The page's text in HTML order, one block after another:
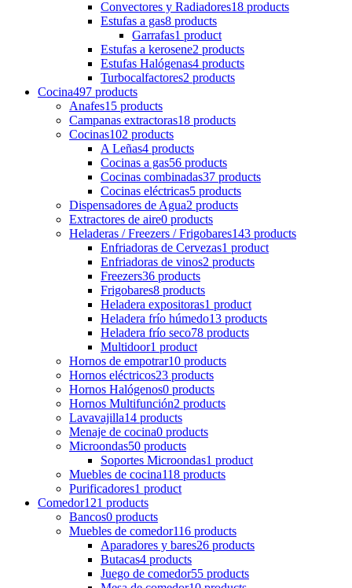
Convectores y Radiadores18 products
Estufas a gas8 products
Garrafas1 product
Estufas a kerosene2 products
Estufas Halógenas4 products
Turbocalfactores2 products
Cocina497 products
Anafes15 products
Campanas extractoras18 products
Cocinas102 products
A Leñas4 products
Cocinas a gas56 products
Cocinas combinadas37 products
Cocinas eléctricas5 products
Dispensadores de Agua2 products
Extractores de aire0 products
Heladeras / Freezers / Frigobares143 products
Enfriadoras de Cervezas1 product
Enfriadoras de vinos2 products
Freezers36 products
Frigobares8 products
Heladera expositoras1 product
Heladera frío húmedo13 products
Heladera frío seco78 products
Multidoor1 product
Hornos de empotrar10 products
Hornos eléctricos23 products
Hornos Halógenos0 products
Hornos Multifunción2 products
Lavavajilla14 products
Menaje de cocina0 products
Microondas50 products
Soportes Microondas1 product
Muebles de cocina118 products
Purificadores1 product
Comedor121 products
Bancos0 products
Muebles de comedor116 products
Aparadores y bares26 products
Butacas4 products
Juego de comedor55 products